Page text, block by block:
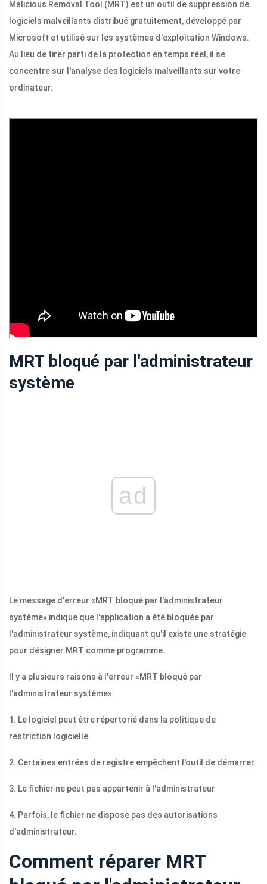
Malicious Removal Tool (MRT) est un outil de suppression de
logiciels malveillants distribué gratuitement, développé par
Microsoft et utilisé sur les systèmes d'exploitation Windows.
Au lieu de tirer parti de la protection en temps réel, il se
concentre sur l'analyse des logiciels malveillants sur votre
ordinateur.
MRT bloqué par l'administrateur
système
ad
Le message d'erreur «MRT bloqué par l'administrateur
système» indique que l'application a été bloquée par
l'administrateur système, indiquant qu'il existe une stratégie
pour désigner MRT comme programme.
Il y a plusieurs raisons à l'erreur «MRT bloqué par
l'administrateur système»:
1. Le logiciel peut être répertorié dans la politique de
restriction logicielle.
2. Certaines entrées de registre empêchent l'outil de démarrer.
3. Le fichier ne peut pas appartenir à l'administrateur
4. Parfois, le fichier ne dispose pas des autorisations
d'administrateur.
Comment réparer MRT